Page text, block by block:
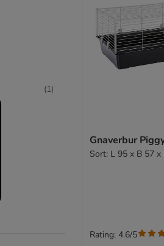
(1)
Gnaverbur
Sort: L 95 x B 57 x
Rating: 4.6/5